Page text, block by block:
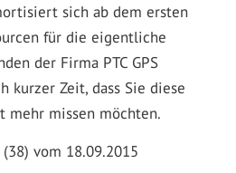
sich ab dem ersten
für die eigentliche
der Firma PTC GPS
kurzer Zeit, dass Sie diese
mehr missen möchten.
vom 18.09.2015